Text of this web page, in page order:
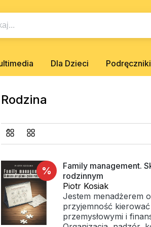
Dla Dzieci Podręczniki
Rodzina
%
Family management.
rodzinnym
Piotr Kosiak
Jestem menadżerem
przyjemność
przemysłowymi i